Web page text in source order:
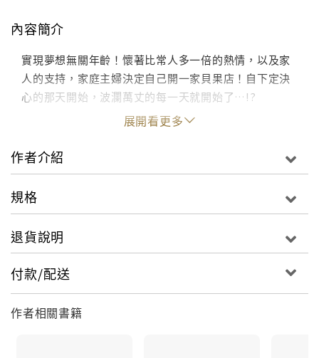
內容簡介
實現夢想無關年齡！懷著比常人多一倍的熱情，以及家
人的支持，家庭主婦決定自己開一家貝果店！自下定決
心的那天開始，波瀾萬丈的每一天就開始了…!?
展開看更多
作者介紹
規格
退貨說明
付款/配送
作者相關書籍